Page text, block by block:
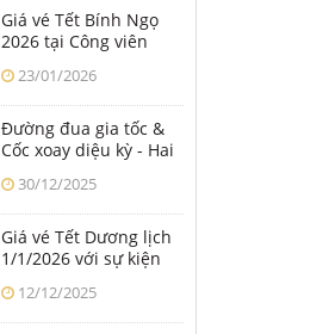
Giá vé Tết Bính Ngọ
2026 tại Công viên
23/01/2026
Đường đua gia tốc &
Cốc xoay diệu kỳ - Hai
Thiên đường Bảo Sơn
từ Tết Dương lịch 2026
30/12/2025
Giá vé Tết Dương lịch
1/1/2026 với sự kiện
viên Thiên đường Bảo
Sơn
12/12/2025